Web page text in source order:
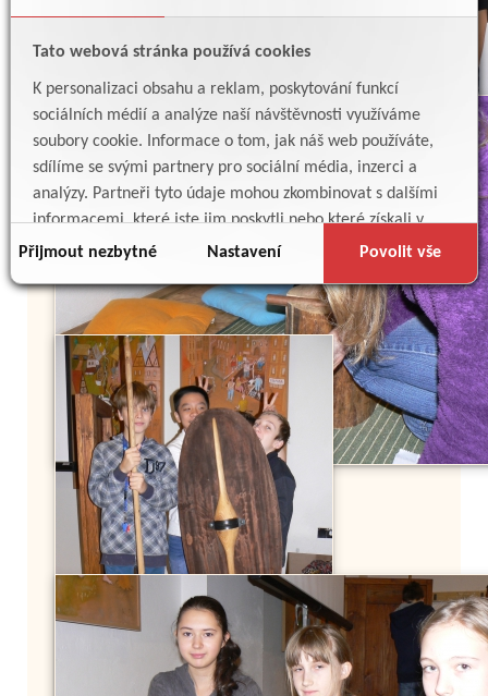
Tato webová stránka používá cookies
K personalizaci obsahu a reklam, poskytování funkcí
sociálních médií a analýze naší návštěvnosti využíváme
soubory cookie. Informace o tom, jak náš web používáte,
sdílíme se svými partnery pro sociální média, inzerci a
analýzy. Partneři tyto údaje mohou zkombinovat s dalšími
informacemi, které jste jim poskytli nebo které získali v
důsledku toho, že používáte jejich služby.
Přijmout nezbytné Nastavení Povolit vše